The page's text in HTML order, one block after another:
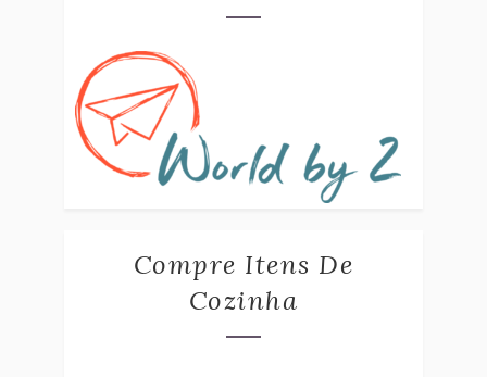
Compre Itens De
Cozinha